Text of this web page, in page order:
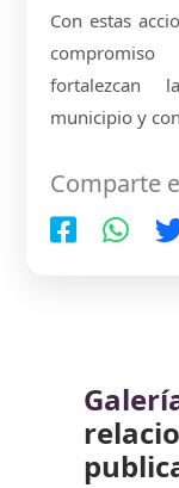
Con estas
fortalezcan
municipio y
Comparte